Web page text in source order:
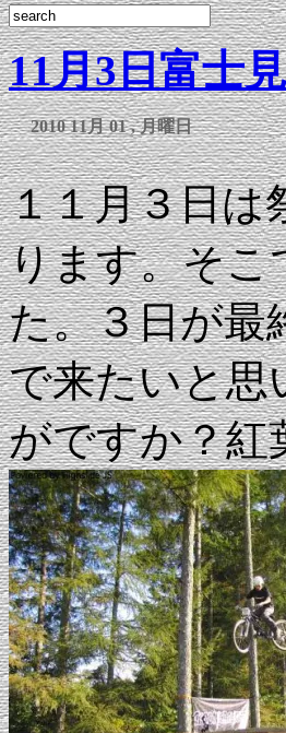
11月3日富士
2010 11月 01 , 月曜日
１１月３日は
ります。そこ
た。３日が最
で来たいと思
がですか？紅